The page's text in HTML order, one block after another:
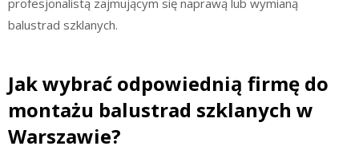
profesjonalistą zajmującym się naprawą lub wymianą
balustrad szklanych.
Jak wybrać odpowiednią firmę do
montażu balustrad szklanych w
Warszawie?